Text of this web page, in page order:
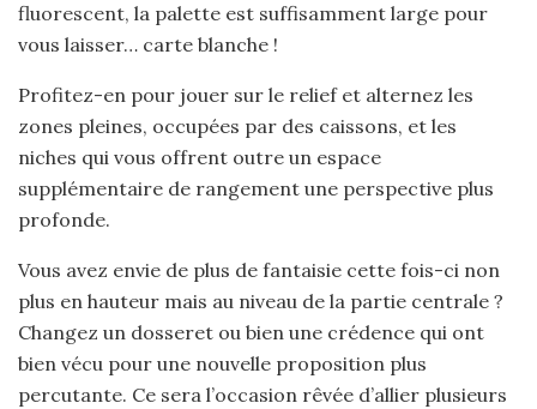
fluorescent, la palette est suffisamment large pour
vous laisser… carte blanche !
Profitez-en pour jouer sur le relief et alternez les
zones pleines, occupées par des caissons, et les
niches qui vous offrent outre un espace
supplémentaire de rangement une perspective plus
profonde.
Vous avez envie de plus de fantaisie cette fois-ci non
plus en hauteur mais au niveau de la partie centrale ?
Changez un dosseret ou bien une crédence qui ont
bien vécu pour une nouvelle proposition plus
percutante. Ce sera l’occasion rêvée d’allier plusieurs